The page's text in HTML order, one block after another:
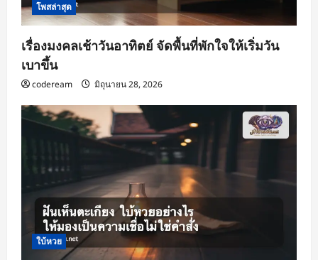
โพสล่าสุด
เรื่องมงคลเช้าวันอาทิตย์ จัดพื้นที่พักใจให้เริ่มวัน
เบาขึ้น
codeream มิถุนายน 28, 2026
ใบ้หวย